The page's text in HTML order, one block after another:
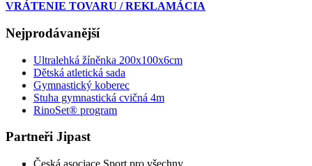
VRÁTENIE TOVARU / REKLAMÁCIA
Nejprodávanější
Ultralehká žíněnka 200x100x6cm
Dětská atletická sada
Gymnastický koberec
Stuha gymnastická cvičná 4m
RinoSet® program
Partneři Jipast
Česká asociace Sport pro všechny